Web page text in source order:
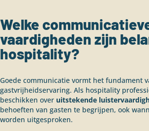
Welke
vaardigheden zijn
hospitality?
Goede communicatie vormt het fundament
gastvrijheidservaring. Als hospitality
beschikken over uitstekende
behoeften van gasten te begrijpen, ook
worden uitgesproken.